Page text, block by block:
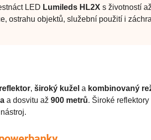
LED Lumileds HL2X s životností
ostrahu objektů, služební použití i
, široký kužel a kombinovaný
a dosvitu až 900 metrů. Široké